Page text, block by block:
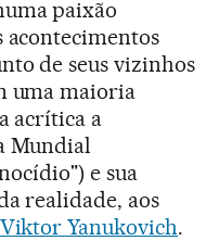
paixão
acontecimentos
de seus vizinhos
uma maioria
acrítica a
Mundial
e sua
realidade, aos
Viktor Yanukovich.